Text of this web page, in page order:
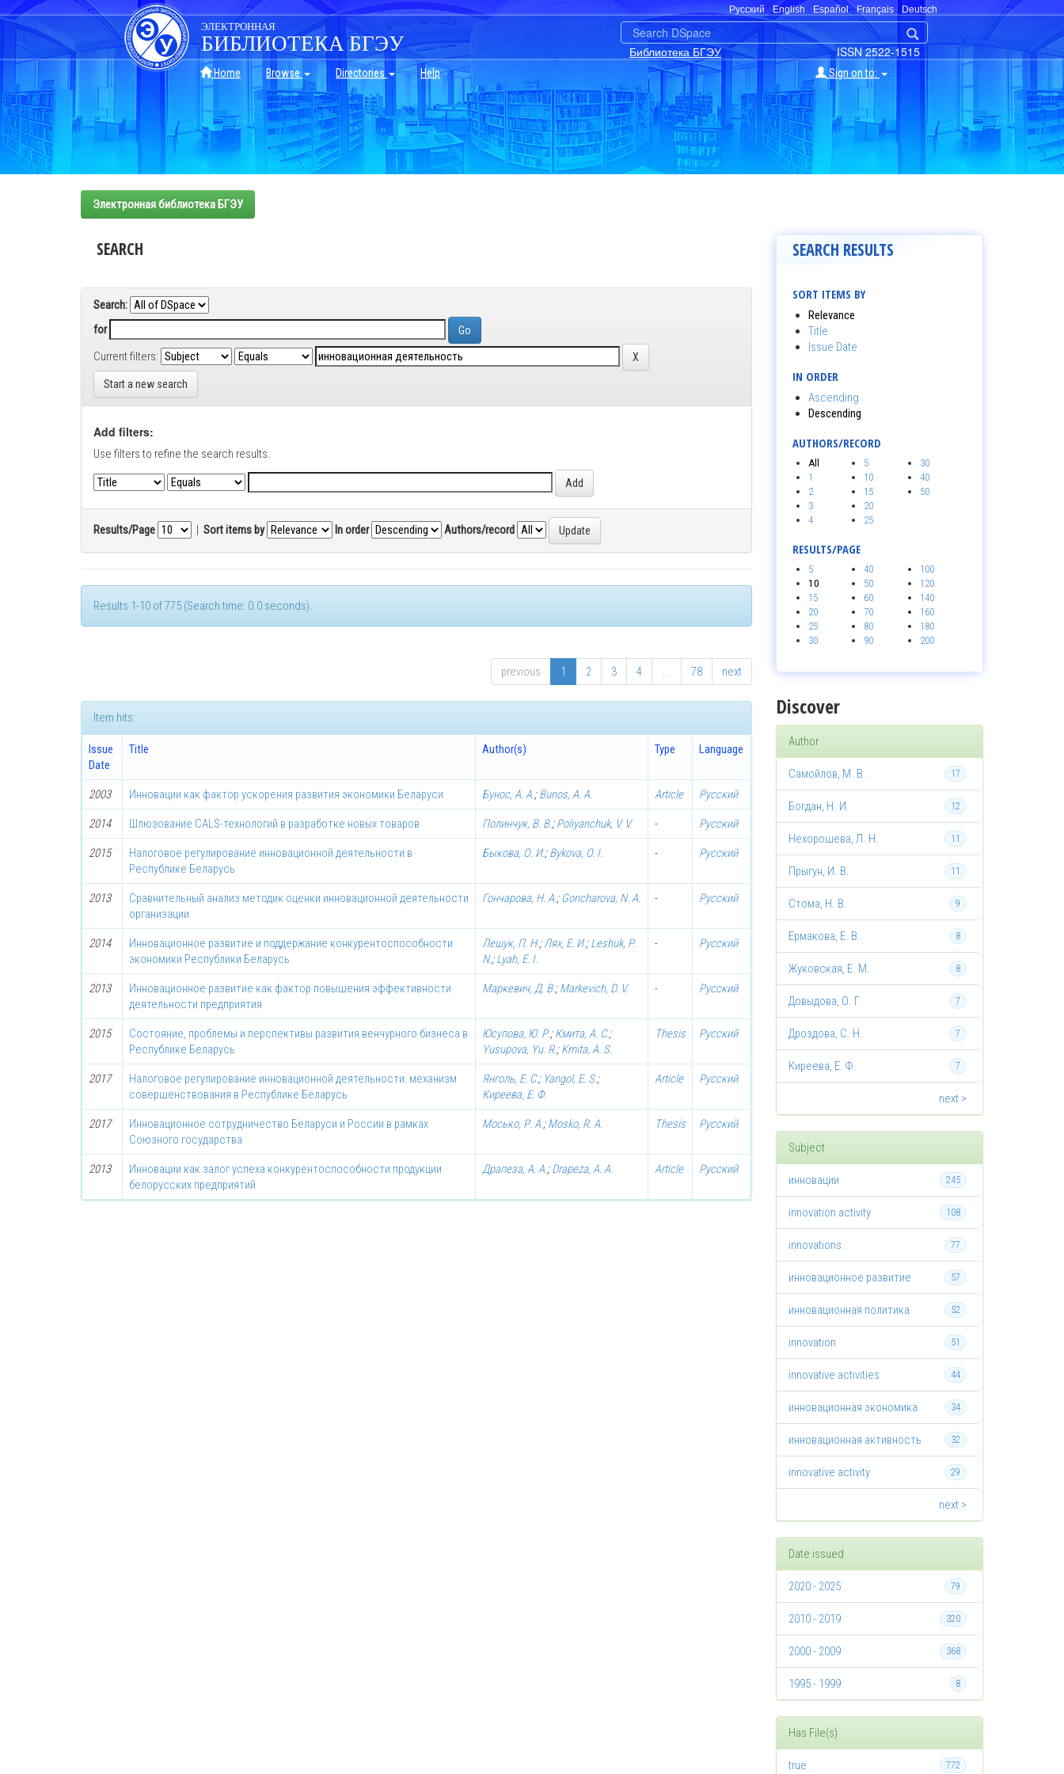
Skip
navigation
Русский English Español Français Deutsch
ISSN 2522-1515
Библиотека БГЭУ
ЭЛЕКТРОННАЯ
БИБЛИОТЕКА БГЭУ
Home Browse Directories Help Sign on to:
Электронная библиотека БГЭУ
SEARCH
Search:
for
Current filters:
Start a new search
Add filters:
Use filters to refine the search results.
Results/Page | Sort items by In order Authors/record
Results 1-10 of 775 (Search time: 0.0 seconds).
previous 1 2 3 4 ... 78 next
Item hits:
Issue
Date
Title Author(s) Type Language
2003 Инновации как фактор ускорения развития экономики Беларуси Бунос, А. А.;Bunos, A. A. Article Русский
2014 Шлюзование CALS-технологий в разработке новых товаров Полинчук, В. В.;Poliyanchuk, V. V. - Русский
2015
Налоговое регулирование инновационной деятельности в
Республике Беларусь
Быкова, О. И.;Bykova, O. I. - Русский
2013
Сравнительный анализ методик оценки инновационной деятельности
организации
Гончарова, Н. А.;Goncharova, N. A. - Русский
2014
Инновационное развитие и поддержание конкурентоспособности
экономики Республики Беларусь
Лешук, П. Н.;Лях, Е. И.;Leshuk, P.
N.;Lyah, E. I.
- Русский
2013
Инновационное развитие как фактор повышения эффективности
деятельности предприятия
Маркевич, Д. В.;Markevich, D. V. - Русский
2015
Состояние, проблемы и перспективы развития венчурного бизнеса в
Республике Беларусь
Юсупова, Ю. Р.;Кмита, А. С.;
Yusupova, Yu. R.;Kmita, A. S.
Thesis Русский
2017
Налоговое регулирование инновационной деятельности: механизм
совершенствования в Республике Беларусь
Янголь, Е. С.; Yangol, E. S.;
Киреева, Е. Ф.
Article Русский
2017
Инновационное сотрудничество Беларуси и России в рамках
Союзного государства
Мосько, Р. А.;Mosko, R. A. Thesis Русский
2013
Инновации как залог успеха конкурентоспособности продукции
белорусских предприятий
Драпеза, А. А.;Drapeza, A. A. Article Русский
SEARCH RESULTS
SORT ITEMS BY
Relevance
Title
Issue Date
IN ORDER
Ascending
Descending
AUTHORS/RECORD
All
1
2
3
4
5
10
15
20
25
30
40
50
RESULTS/PAGE
5
10
15
20
25
30
40
50
60
70
80
90
100
120
140
160
180
200
Discover
Author
17
Самойлов, М. В.
12
Богдан, Н. И.
11
Нехорошева, Л. Н.
11
Прыгун, И. В.
9
Стома, Н. В.
8
Ермакова, Е. В.
8
Жуковская, Е. М.
7
Довыдова, О. Г.
7
Дроздова, С. Н.
7
Киреева, Е. Ф.
next >
Subject
245
инновации
108
innovation activity
77
innovations
57
инновационное развитие
52
инновационная политика
51
innovation
44
innovative activities
34
инновационная экономика
32
инновационная активность
29
innovative activity
next >
Date issued
79
2020 - 2025
320
2010 - 2019
368
2000 - 2009
8
1995 - 1999
Has File(s)
772
true